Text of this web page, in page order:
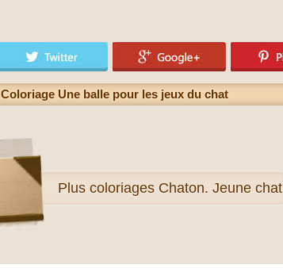
Coloriage Une balle pour les jeux du chat
Plus coloriages Chaton. Jeune chat